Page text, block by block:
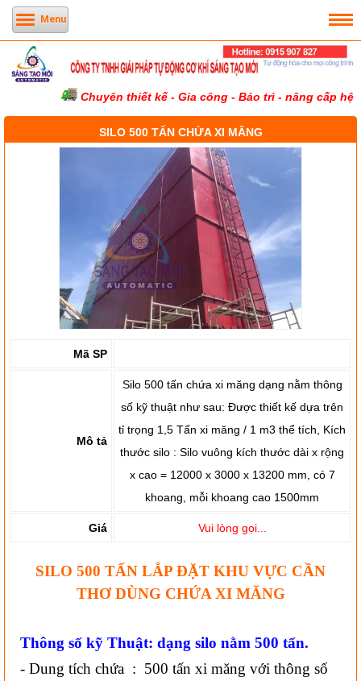
Menu
Chuyên thiết kế - Gia công - Bảo trì - nâng cấp hệ
SILO 500 TẤN CHỨA XI MĂNG
Mã SP
Mô tả
Silo 500 tấn chứa xi măng dạng nằm thông
số kỹ thuật như sau: Được thiết kế dựa trên
tỉ trọng 1,5 Tấn xi măng / 1 m3 thể tích, Kích
thước silo : Silo vuông kích thước dài x rộng
x cao = 12000 x 3000 x 13200 mm, có 7
khoang, mỗi khoang cao 1500mm
Giá Vui lòng gọi...
SILO 500 TẤN LẮP ĐẶT KHU VỰC CẦN
THƠ DÙNG CHỨA XI MĂNG
Thông số kỹ Thuật: dạng silo nằm 500 tấn.
- Dung tích chứa : 500 tấn xi măng với thông số